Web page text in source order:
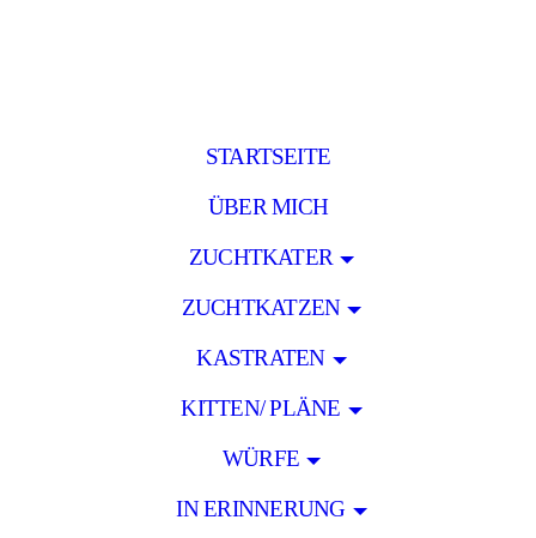
STARTSEITE
ÜBER MICH
ZUCHTKATER
ZUCHTKATZEN
KASTRATEN
KITTEN/ PLÄNE
WÜRFE
IN ERINNERUNG